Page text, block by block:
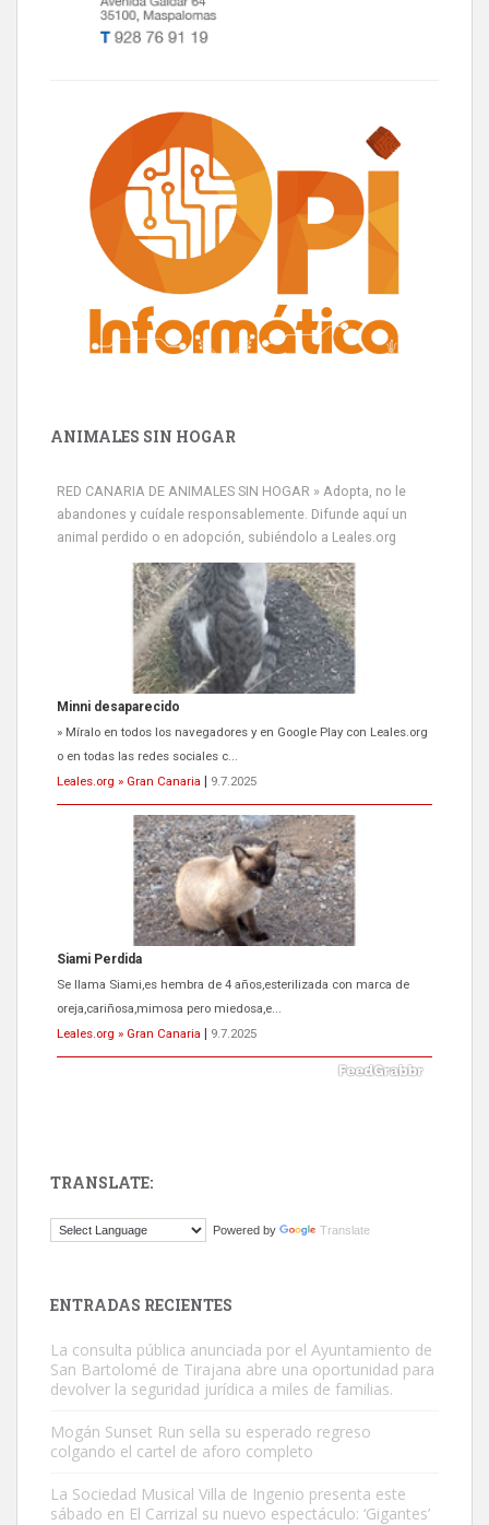
ANIMALES SIN HOGAR
RED CANARIA DE ANIMALES SIN HOGAR » Adopta, no le
abandones y cuídale responsablemente. Difunde aquí un
animal perdido o en adopción, subiéndolo a Leales.org
Minni desaparecido
» Míralo en todos los navegadores y en Google Play con Leales.org
o en todas las redes sociales c...
Leales.org » Gran Canaria
9.7.2025
Siami Perdida
Se llama Siami,es hembra de 4 años,esterilizada con marca de
oreja,cariñosa,mimosa pero miedosa,e...
Leales.org » Gran Canaria
9.7.2025
El ayuntamiento se va a llevar a Los Gatos callejeros de la zona los
Gato manso encontrado
Este gato macho ha aparecido en la calle hace menos de un mes,
es muy manso y extremadamente cari...
TRANSLATE:
Powered by Translate
ENTRADAS RECIENTES
La consulta pública anunciada por el Ayuntamiento de
San Bartolomé de Tirajana abre una oportunidad para
devolver la seguridad jurídica a miles de familias.
Mogán Sunset Run sella su esperado regreso
colgando el cartel de aforo completo
La Sociedad Musical Villa de Ingenio presenta este
sábado en El Carrizal su nuevo espectáculo: ‘Gigantes’